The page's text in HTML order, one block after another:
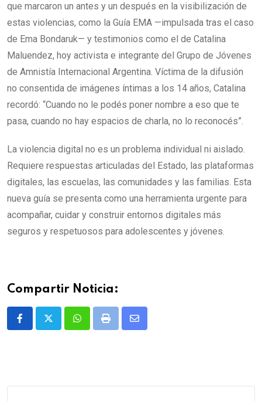
que marcaron un antes y un después en la visibilización de
estas violencias, como la Guía EMA —impulsada tras el caso
de Ema Bondaruk— y testimonios como el de Catalina
Maluendez, hoy activista e integrante del Grupo de Jóvenes
de Amnistía Internacional Argentina. Víctima de la difusión
no consentida de imágenes íntimas a los 14 años, Catalina
recordó: “Cuando no le podés poner nombre a eso que te
pasa, cuando no hay espacios de charla, no lo reconocés”.
La violencia digital no es un problema individual ni aislado.
Requiere respuestas articuladas del Estado, las plataformas
digitales, las escuelas, las comunidades y las familias. Esta
nueva guía se presenta como una herramienta urgente para
acompañar, cuidar y construir entornos digitales más
seguros y respetuosos para adolescentes y jóvenes.
Compartir Noticia:
WhatsappPrint
Share